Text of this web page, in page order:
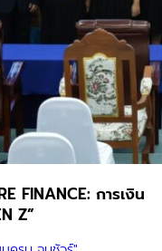
FINANCE: การเงิน
Z”